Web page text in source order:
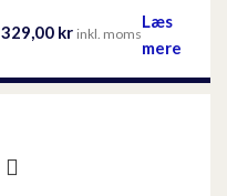
329,00 kr inkl. moms
Læs
mere